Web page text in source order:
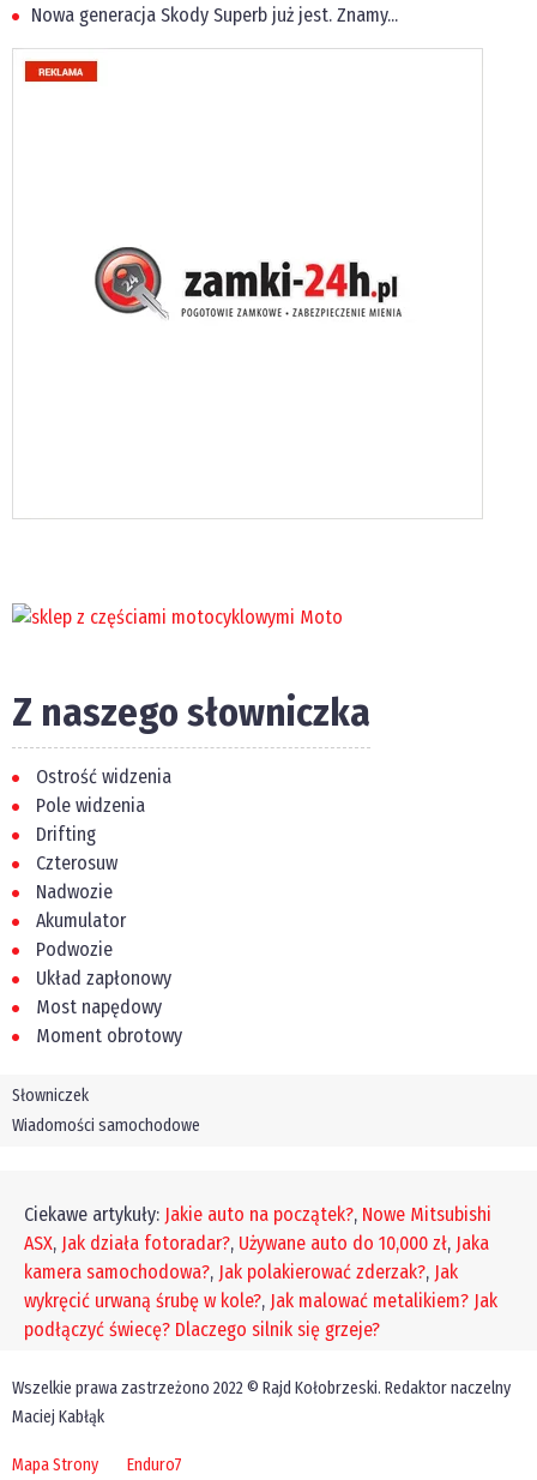
Nowa generacja Skody Superb już jest. Znamy...
Z naszego słowniczka
Ostrość widzenia
Pole widzenia
Drifting
Czterosuw
Nadwozie
Akumulator
Podwozie
Układ zapłonowy
Most napędowy
Moment obrotowy
Słowniczek
Wiadomości samochodowe
Ciekawe artykuły: Jakie auto na początek?, Nowe Mitsubishi
ASX, Jak działa fotoradar?, Używane auto do 10,000 zł, Jaka
kamera samochodowa?, Jak polakierować zderzak?, Jak
wykręcić urwaną śrubę w kole?, Jak malować metalikiem? Jak
podłączyć świecę? Dlaczego silnik się grzeje?
Wszelkie prawa zastrzeżono 2022 © Rajd Kołobrzeski. Redaktor naczelny
Maciej Kabłąk
Mapa Strony Enduro7